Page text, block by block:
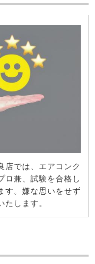
店では、エアコンク
ロ兼、試験を合格し
す。嫌な思いをせず
たします。